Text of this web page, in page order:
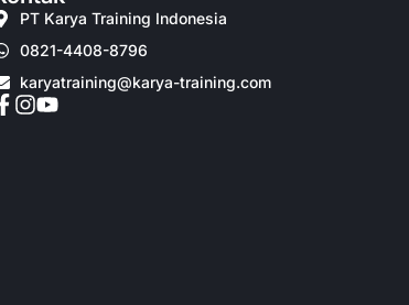
PT Karya Training Indonesia
0821-4408-8796
karyatraining@karya-training.com